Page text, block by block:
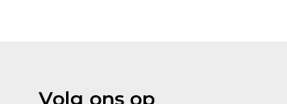
Volg ons op